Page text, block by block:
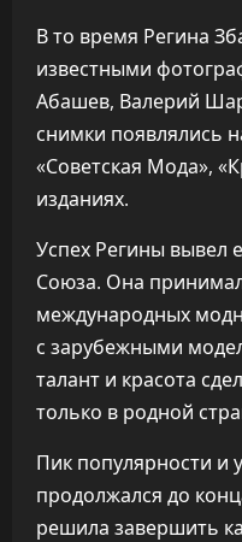
В то время Регина
известными
Абашев, Валерий
снимки появлялись
«Советская Мода»,
изданиях.
Успех Регины вывел
Союза. Она
международных
с зарубежными
талант и красота
только в родной
Пик популярности и
продолжался до
решила завершить